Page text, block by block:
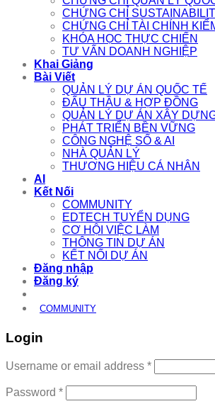
CHỨNG CHỈ
CHỨNG CHỈ TÀI CHÍNH
KHÓA HỌC THỰC CHIẾN
TƯ VẤN DOANH NGHIỆP
Khai Giảng
Bài Viết
QUẢN LÝ DỰ ÁN QUỐC TẾ
ĐẤU THẦU & HỢP ĐỒNG
QUẢN LÝ DỰ ÁN XÂY
PHÁT TRIỂN BỀN VỮNG
CÔNG NGHỆ SỐ & AI
NHÀ QUẢN LÝ
THƯƠNG HIỆU CÁ NHÂN
AI
Kết Nối
COMMUNITY
EDTECH TUYỂN DỤNG
CƠ HỘI VIỆC LÀM
THÔNG TIN DỰ ÁN
KẾT NỐI DỰ ÁN
Đăng nhập
Đăng ký
COMMUNITY
Login
Username or email address *Required
Password *Required